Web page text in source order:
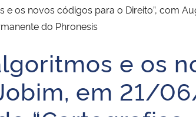
Regional
União
da União
e os novos códigos para o Direito”, com
do Phronesis
e os
em 21/